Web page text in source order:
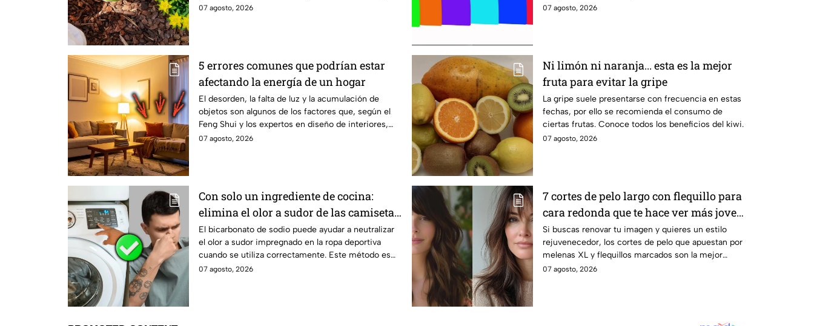
conservar la humedad y favorecer el crecimiento
07 agosto, 2026 07 agosto, 2026
5 errores comunes que podrían estar
afectando la energía de un hogar
El desorden, la falta de luz y la acumulación de
objetos son algunos de los factores que, según el
Feng Shui y los expertos en diseño de interiores,
pueden influir en la sensación de bienestar dentro
07 agosto, 2026
Ni limón ni naranja... esta es la mejor
fruta para evitar la gripe
La gripe suele presentarse con frecuencia en estas
fechas, por ello se recomienda el consumo de
ciertas frutas. Conoce todos los beneficios del kiwi.
07 agosto, 2026
Con solo un ingrediente de cocina:
elimina el olor a sudor de las camisetas
de deporte
El bicarbonato de sodio puede ayudar a neutralizar
el olor a sudor impregnado en la ropa deportiva
cuando se utiliza correctamente. Este método es
respaldado por especialistas en limpieza y cuidado
07 agosto, 2026
7 cortes de pelo largo con flequillo para
cara redonda que te hace ver más joven
después de los 40
Si buscas renovar tu imagen y quieres un estilo
rejuvenecedor, los cortes de pelo que apuestan por
melenas XL y flequillos marcados son la mejor
opción.
07 agosto, 2026